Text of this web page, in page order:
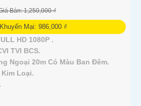
Bán: 1,250,000 ₫
Mại: 986,000 ₫
HD 1080P .
TVI BCS.
Ngoại 20m Có Màu Ban Đêm.
Loại.